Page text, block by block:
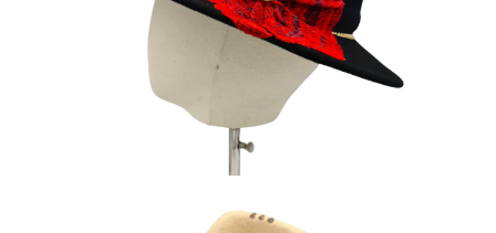
180€